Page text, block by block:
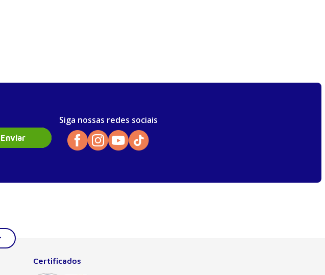
Enviar
Siga nossas redes sociais
Ajuda
Certificados